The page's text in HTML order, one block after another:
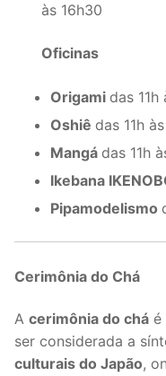
às 16h30
Oficinas
Origami das 11h
Oshiê das 11h
Mangá das 11h
Ikebana
Pipamodelismo
Cerimônia do Chá
A cerimônia do chá é
ser considerada a
culturais do Japão,